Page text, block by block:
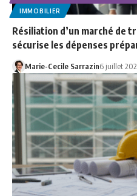
IMMOBILIER
Résiliation d’un marché de
sécurise les dépenses
Marie-Cecile Sarrazin6 juillet